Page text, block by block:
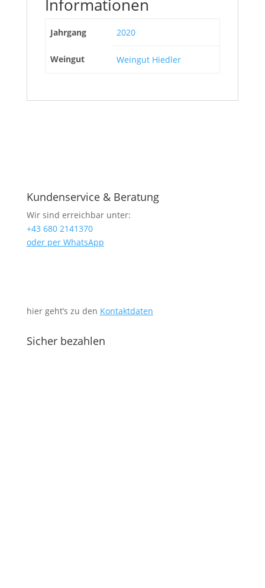
Informationen
Jahrgang 2020
Weingut Weingut Hiedler
Kundenservice & Beratung
Wir sind erreichbar unter:
+43 680 2141370
oder per WhatsApp
hier geht’s zu den Kontaktdaten
Sicher bezahlen